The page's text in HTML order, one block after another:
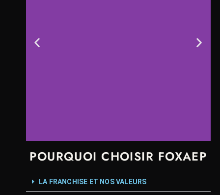
PHOTOGRAPHE
MARIAGE DIJON
ESSAYEZ DE NOUS ATTRAPER ! Élu
POURQUOI CHOISIR FOXAEP
LA FRANCHISE ET NOS VALEURS